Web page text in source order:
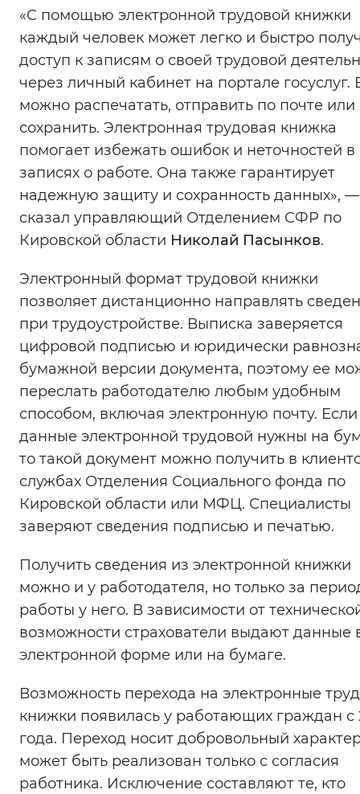
«С помощью электронной трудовой книжки
каждый человек может легко и быстро
доступ к записям о своей трудовой
через личный кабинет на портале госуслуг.
можно распечатать, отправить по почте или
сохранить. Электронная трудовая книжка
помогает избежать ошибок и неточностей в
записях о работе. Она также гарантирует
надежную защиту и сохранность данных», —
сказал управляющий Отделением СФР по
Кировской области Николай Пасынков.
Электронный формат трудовой книжки
позволяет дистанционно направлять
при трудоустройстве. Выписка заверяется
цифровой подписью и юридически
бумажной версии документа, поэтому ее
переслать работодателю любым удобным
способом, включая электронную почту. Если
данные электронной трудовой нужны на
то такой документ можно получить в
службах Отделения Социального фонда по
Кировской области или МФЦ. Специалисты
заверяют сведения подписью и печатью.
Получить сведения из электронной книжки
можно и у работодателя, но только за
работы у него. В зависимости от
возможности страхователи выдают данные
электронной форме или на бумаге.
Возможность перехода на электронные
книжки появилась у работающих граждан с
года. Переход носит добровольный
может быть реализован только с согласия
работника. Исключение составляют те, кто